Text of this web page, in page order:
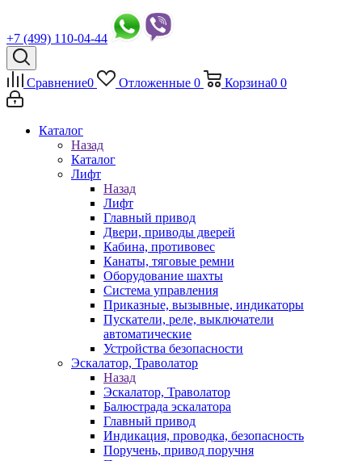
+7 (499) 110-04-44
Сравнение0 Отложенные 0 Корзина0 0
Каталог
Назад
Каталог
Лифт
Назад
Лифт
Главный привод
Двери, приводы дверей
Кабина, противовес
Канаты, тяговые ремни
Оборудование шахты
Система управления
Приказные, вызывные, индикаторы
Пускатели, реле, выключатели
автоматические
Устройства безопасности
Эскалатор, Траволатор
Назад
Эскалатор, Траволатор
Балюстрада эскалатора
Главный привод
Индикация, проводка, безопасность
Поручень, привод поручня